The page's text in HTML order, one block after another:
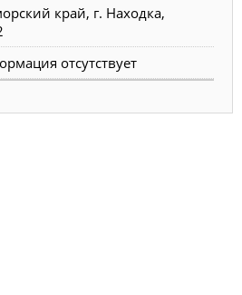
край, г. Находка,
отсутствует